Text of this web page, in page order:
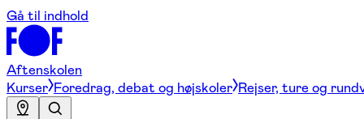
Gå til indhold
Aftenskolen
Kurser Foredrag, debat og højskoler Rejser, ture og